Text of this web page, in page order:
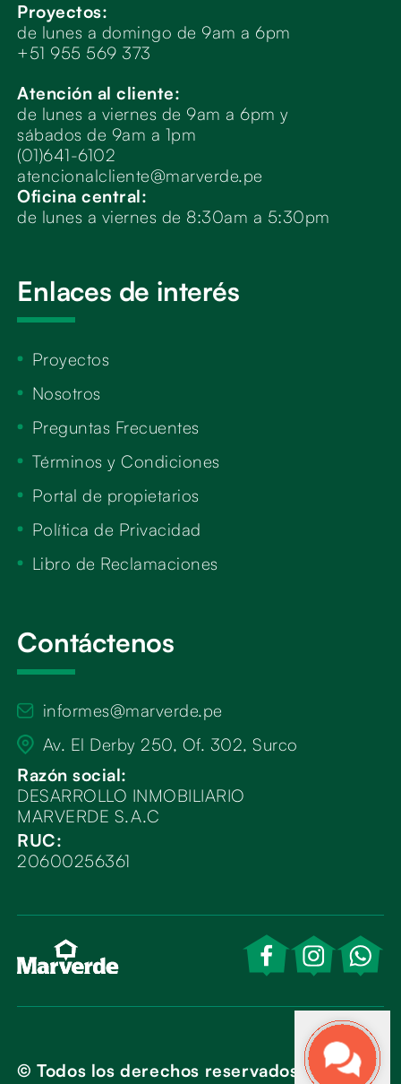
Proyectos:
de lunes a domingo de 9am a 6pm
+51 955 569 373
Atención al cliente:
de lunes a viernes de 9am a 6pm y
sábados de 9am a 1pm
(01)641-6102
atencionalcliente@marverde.pe
Oficina central:
de lunes a viernes de 8:30am a 5:30pm
Enlaces de interés
Proyectos
Nosotros
Preguntas Frecuentes
Términos y Condiciones
Portal de propietarios
Política de Privacidad
Libro de Reclamaciones
Contáctenos
informes@marverde.pe
Av. El Derby 250, Of. 302, Surco
Razón social:
DESARROLLO INMOBILIARIO
MARVERDE S.A.C
RUC:
20600256361
© Todos los derechos reservados 2026